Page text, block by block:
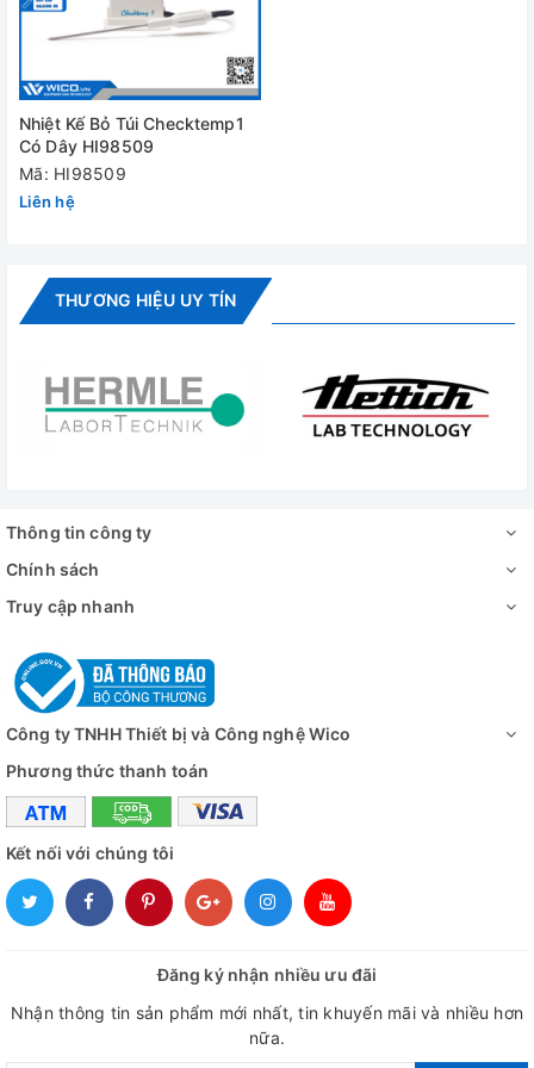
Môi trường -30 to 50°C (-4 to 122°F); IP65
Kích thước 107 x 59 x 16.5 mm / 80 g
- Máy đo Checktemp®1
- Phiếu bảo hành.
Bảo hành
06 tháng cho thân máy và 03 tháng cho
(đối với sản phẩm còn nguyên tem và
Nhiệt Kế Bỏ Túi Checktemp1
Có Dây HI98509
Mã: HI98509
Liên hệ
THƯƠNG HIỆU UY TÍN
Thông tin công ty
Chính sách
Truy cập nhanh
Công ty TNHH Thiết bị và Công nghệ Wico
Phương thức thanh toán
Kết nối với chúng tôi
Đăng ký nhận nhiều ưu đãi
Nhận thông tin sản phẩm mới nhất, tin khuyến mãi và nhiều hơn
nữa.